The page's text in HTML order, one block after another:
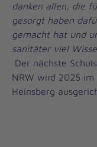
danken allen, die
gesorgt haben
gemacht hat und
sanitäter viel
Der nächste
NRW wird 2025 im
Heinsberg